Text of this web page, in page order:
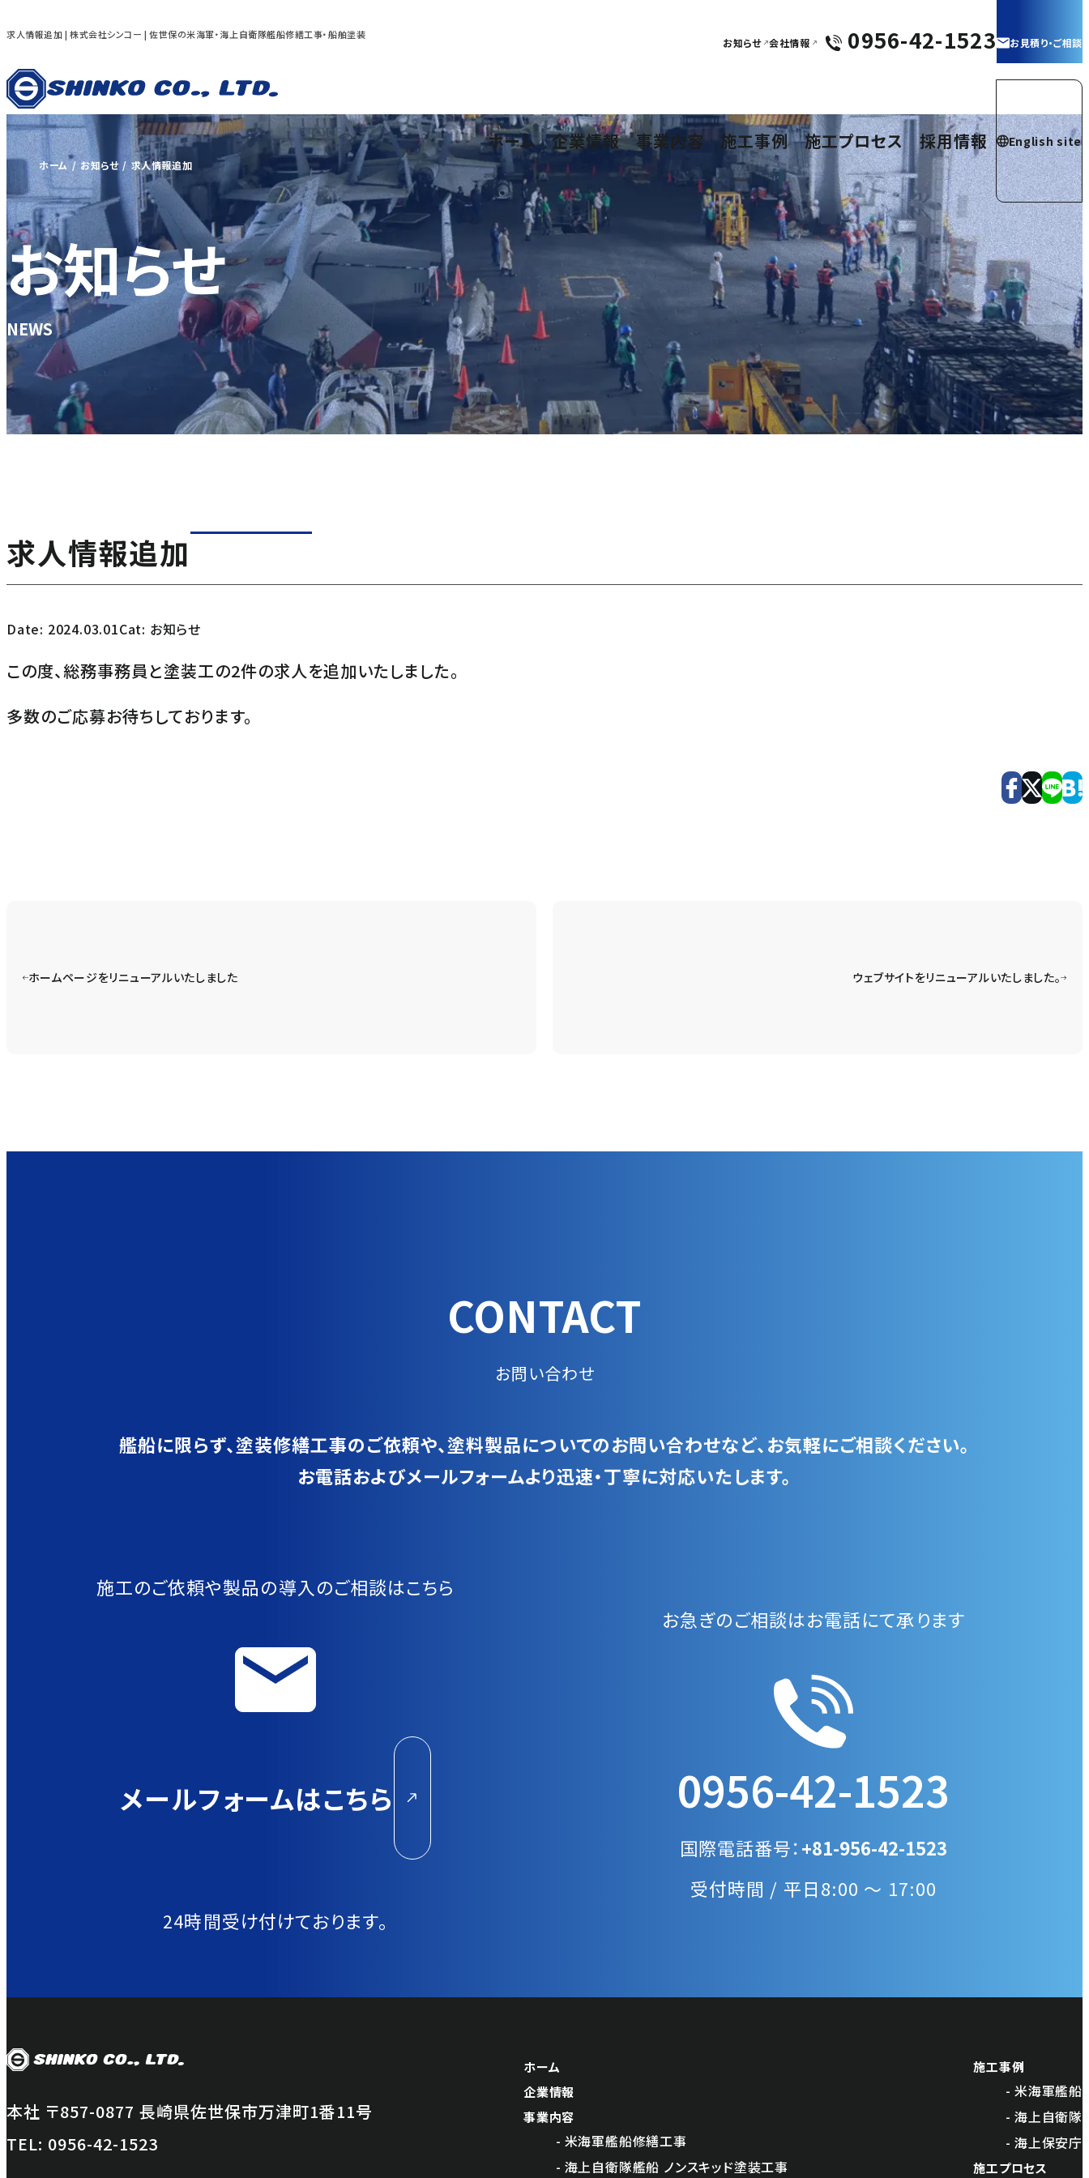
求人情報追加 | 株式会社シンコー | 佐世保の米海軍・海上自衛隊艦船修繕工事・船舶塗装
お知らせ 会社情報 0956-42-1523 お見積り・ご相談
ホーム 企業情報 事業内容
米海軍艦船修繕工
事
海上自衛隊艦船 ノ
ンスキッド塗装工事
米軍施設塗装工事
ノンスキッド塗料輸
入販売
施工事例
施工事例 米海軍艦船 海上自衛隊
海上保安庁
施工プロセス 採用情報 English site
ホーム お知らせ 求人情報追加
お知らせ
NEWS
求人情報追加
Date: 2024.03.01Cat: お知らせ
この度、総務事務員と塗装工の2件の求人を追加いたしました。
多数のご応募お待ちしております。
ホームページをリニューアルいたしました ウェブサイトをリニューアルいたしました。
CONTACT
お問い合わせ
艦船に限らず、塗装修繕工事のご依頼や、塗料製品についてのお問い合わせなど、お気軽にご相談ください。
お電話およびメールフォームより迅速・丁寧に対応いたします。
施工のご依頼や製品の導入のご相談はこちら
メールフォームはこちら
24時間受け付けております。
お急ぎのご相談はお電話にて承ります
0956-42-1523
国際電話番号：+81-956-42-1523
受付時間 / 平日8:00 〜 17:00
本社 〒857-0877 長崎県佐世保市万津町1番11号
TEL: 0956-42-1523
ホーム
企業情報
事業内容
米海軍艦船修繕工事
海上自衛隊艦船 ノンスキッド塗装工事
施工事例
米海軍艦船
海上自衛隊
海上保安庁
施工プロセス